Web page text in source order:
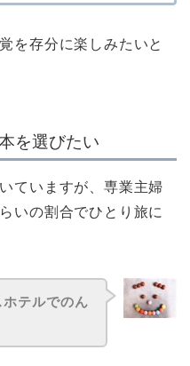
を存分に楽しみたいと
を選びたい
ていますが、専業主婦
いの割合でひとり旅に
テルでのん